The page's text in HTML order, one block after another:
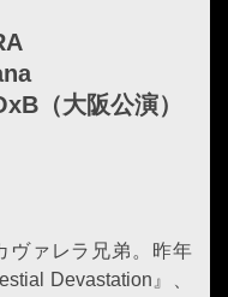
（大阪公演）
ヴァレラ兄弟。昨年
Devastation』、